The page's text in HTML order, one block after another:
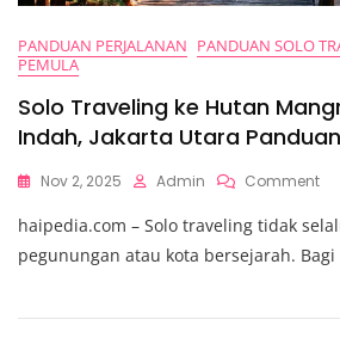
PANDUAN PERJALANAN PANDUAN SOLO
PEMULA
Solo Traveling ke Hutan
Indah, Jakarta Utara
Nov 2, 2025 Admin CommentOn
Ke
haipedia.com – Solo traveling tidak
pegunungan atau kota bersejarah.